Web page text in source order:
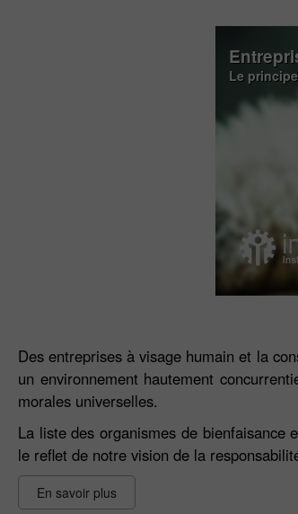
Le
Des entreprises à visage humain et la
un environnement hautement
morales universelles.
La liste des organismes de bienfaisance
le reflet de notre vision de la
En savoir plus